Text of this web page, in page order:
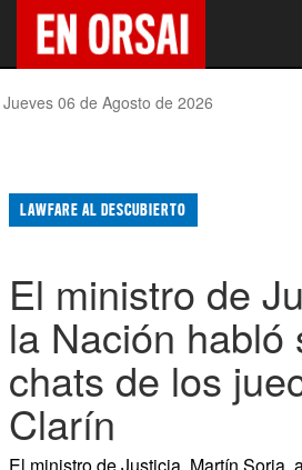
Jueves 06 de Agosto de 2026
LAWFARE AL DESCUBIERTO
El ministro de
la Nación habló
chats de los
Clarín
El ministro de Justicia, Martín Soria,